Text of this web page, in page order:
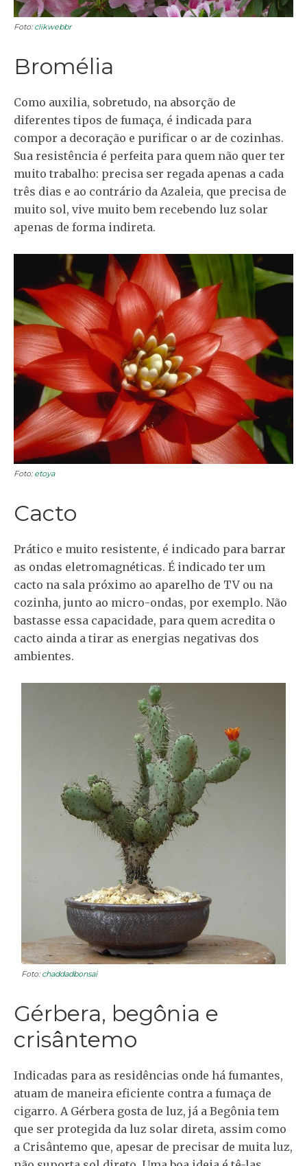
Foto: clikwebbr
Bromélia
Como auxilia, sobretudo, na absorção de
diferentes tipos de fumaça, é indicada para
compor a decoração e purificar o ar de cozinhas.
Sua resistência é perfeita para quem não quer ter
muito trabalho: precisa ser regada apenas a cada
três dias e ao contrário da Azaleia, que precisa de
muito sol, vive muito bem recebendo luz solar
apenas de forma indireta.
Foto: etoya
Cacto
Prático e muito resistente, é indicado para barrar
as ondas eletromagnéticas. É indicado ter um
cacto na sala próximo ao aparelho de TV ou na
cozinha, junto ao micro-ondas, por exemplo. Não
bastasse essa capacidade, para quem acredita o
cacto ainda a tirar as energias negativas dos
ambientes.
Foto: chaddadbonsai
Gérbera, begônia e
crisântemo
Indicadas para as residências onde há fumantes,
atuam de maneira eficiente contra a fumaça de
cigarro. A Gérbera gosta de luz, já a Begônia tem
que ser protegida da luz solar direta, assim como
a Crisântemo que, apesar de precisar de muita luz,